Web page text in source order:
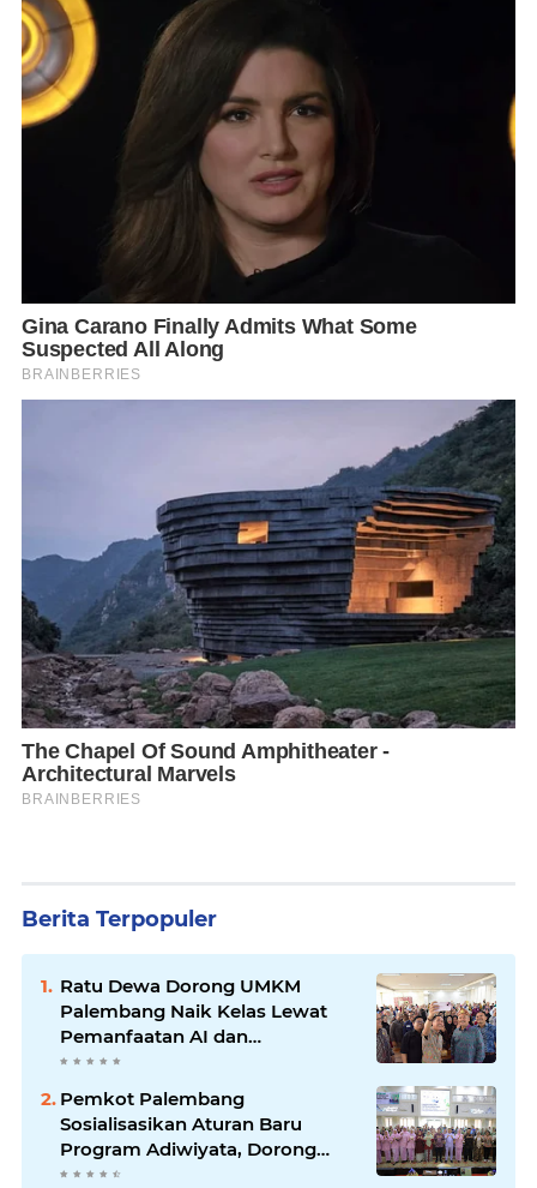
Berita Terpopuler
Ratu Dewa Dorong UMKM
Palembang Naik Kelas Lewat
Pemanfaatan AI dan
Transformasi Digital
Pemkot Palembang
Sosialisasikan Aturan Baru
Program Adiwiyata, Dorong
Sekolah Peduli Lingkungan